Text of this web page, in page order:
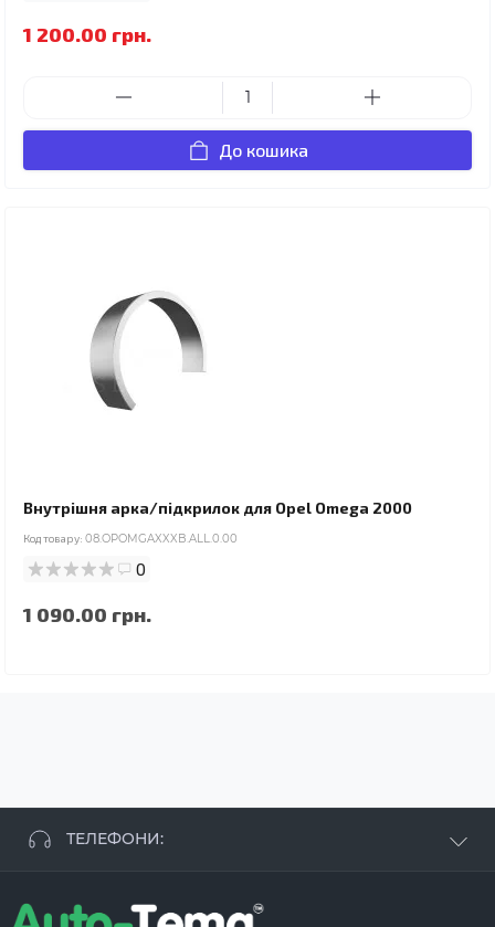
1 200.00 грн.
До кошика
Внутрішня арка/підкрилок для Opel Omega 2000
Код товару: 08.OPOMGAXXXB.ALL.0.00
0
1 090.00 грн.
ТЕЛЕФОНИ:
+38 096 250 84 38